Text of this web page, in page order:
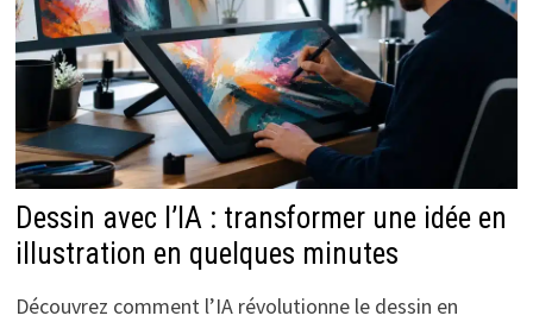
Dessin avec l’IA : transformer une idée en
illustration en quelques minutes
Découvrez comment l’IA révolutionne le dessin en